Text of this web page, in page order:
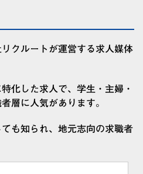
クルートが運営する求人媒体
化した求人で、学生・主婦・
層に人気があります。
も知られ、地元志向の求職者